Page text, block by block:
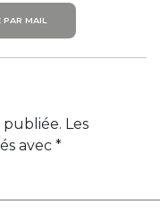
MAIL
publiée. Les
avec *